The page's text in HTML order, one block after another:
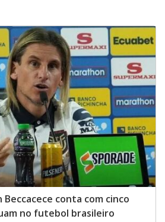
Beccacece conta com cinco
no futebol brasileiro